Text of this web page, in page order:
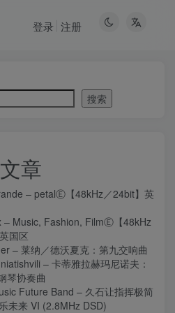
登录 注册
搜索
章
– petalⒺ【48kHz／24bit】英
– Music, Fashion, FilmⒺ【48kHz
国区
– 莱纳／德沃夏克：第九交响曲
– 卡蒂雅拉赫玛尼诺夫：
琴协奏曲
Future Band – 久石让指挥极简
未来 VI (2.8MHz DSD)